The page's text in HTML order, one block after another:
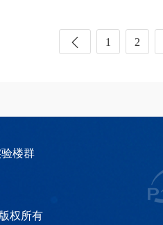
1 2
楼群
权所有